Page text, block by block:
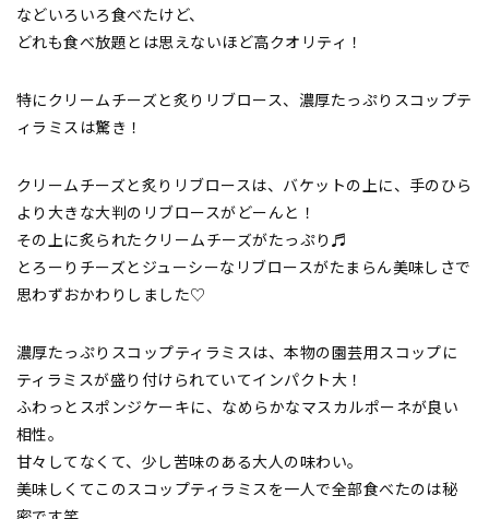
などいろいろ食べたけど、
どれも食べ放題とは思えないほど高クオリティ！
特にクリームチーズと炙りリブロース、濃厚たっぷりスコップテ
ィラミスは驚き！
クリームチーズと炙りリブロースは、バケットの上に、手のひら
より大きな大判のリブロースがどーんと！
その上に炙られたクリームチーズがたっぷり♬
とろーりチーズとジューシーなリブロースがたまらん美味しさで
思わずおかわりしました♡
濃厚たっぷりスコップティラミスは、本物の園芸用スコップに
ティラミスが盛り付けられていてインパクト大！
ふわっとスポンジケーキに、なめらかなマスカルポーネが良い
相性。
甘々してなくて、少し苦味のある大人の味わい。
美味しくてこのスコップティラミスを一人で全部食べたのは秘